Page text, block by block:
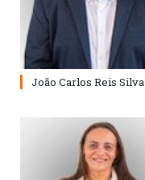
João Carlos Reis Silva